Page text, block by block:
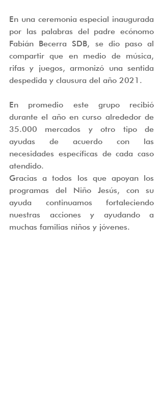
En una ceremonia especial inaugurada
por las palabras del padre ecónomo
Fabián Becerra SDB, se dio paso al
compartir que en medio de música,
rifas y juegos, armonizó una sentida
despedida y clausura del año 2021.
En promedio este grupo recibió
durante el año en curso alrededor de
35.000 mercados y otro tipo de
ayudas de acuerdo con las
necesidades específicas de cada caso
atendido.
Gracias a todos los que apoyan los
programas del Niño Jesús, con su
ayuda continuamos fortaleciendo
nuestras acciones y ayudando a
muchas familias niños y jóvenes.